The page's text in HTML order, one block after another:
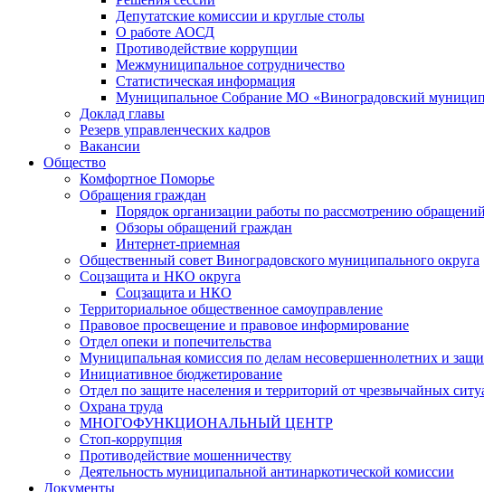
Депутатские комиссии и круглые столы
О работе АОСД
Противодействие коррупции
Межмуниципальное сотрудничество
Статистическая информация
Муниципальное Собрание МО «Виноградовский
Доклад главы
Резерв управленческих кадров
Вакансии
Общество
Комфортное Поморье
Обращения граждан
Порядок организации работы по рассмотрению
Обзоры обращений граждан
Интернет-приемная
Общественный совет Виноградовского муниципального округа
Соцзащита и НКО округа
Соцзащита и НКО
Территориальное общественное самоуправление
Правовое просвещение и правовое информирование
Отдел опеки и попечительства
Муниципальная комиссия по делам несовершеннолетних и
Инициативное бюджетирование
Отдел по защите населения и территорий от чрезвычайных
Охрана труда
МНОГОФУНКЦИОНАЛЬНЫЙ ЦЕНТР
Стоп-коррупция
Противодействие мошенничеству
Деятельность муниципальной антинаркотической комиссии
Документы